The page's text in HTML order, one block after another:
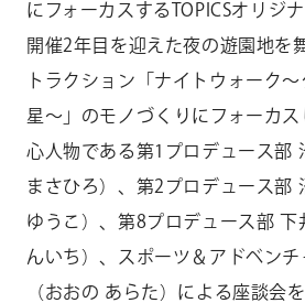
ENGLISH
にフォーカスするTOPICSオリジ
開催2年目を迎えた夜の遊園地を
トラクション「ナイトウォーク
星～」のモノづくりにフォーカ
心人物である第1プロデュース部
まさひろ）、第2プロデュース部
ゆうこ）、第8プロデュース部 下
んいち）、スポーツ＆アドベン
（おおの あらた）による座談会